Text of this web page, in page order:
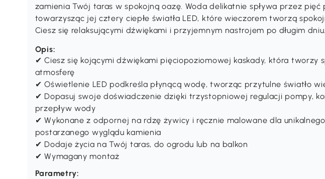
zamienia Twój taras w spokojną oazę. Woda delikatnie spływa przez pięć
towarzysząc jej cztery ciepłe światła LED, które wieczorem tworzą
Ciesz się relaksującymi dźwiękami i przyjemnym nastrojem po długim dniu.
Opis:
✔ Ciesz się kojącymi dźwiękami pięciopoziomowej kaskady, która tworzy
atmosferę
✔ Oświetlenie LED podkreśla płynącą wodę, tworząc przytulne światło
✔ Dopasuj swoje doświadczenie dzięki trzystopniowej regulacji pompy,
przepływ wody
✔ Wykonane z odpornej na rdzę żywicy i ręcznie malowane dla
postarzanego wyglądu kamienia
✔ Dodaje życia na Twój taras, do ogrodu lub na balkon
✔ Wymagany montaż
Parametry:
Cena detaliczna:
484,90zł